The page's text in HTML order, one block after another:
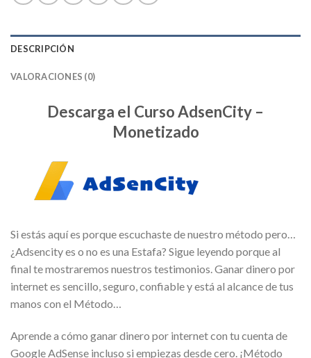
DESCRIPCIÓN
VALORACIONES (0)
Descarga el Curso AdsenCity –
Monetizado
Si estás aquí es porque escuchaste de nuestro método pero…
¿Adsencity es o no es una Estafa? Sigue leyendo porque al
final te mostraremos nuestros testimonios. Ganar dinero por
internet es sencillo, seguro, confiable y está al alcance de tus
manos con el Método…
Aprende a cómo ganar dinero por internet con tu cuenta de
Google AdSense incluso si empiezas desde cero. ¡Método